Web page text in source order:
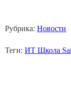
Рубрика: Новости
Теги: ИТ Школа